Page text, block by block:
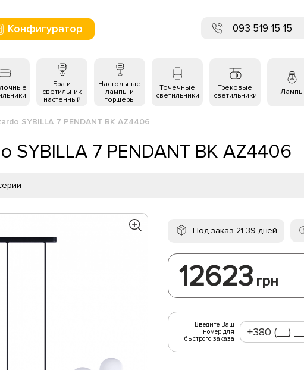
Конфигуратор 093 519 15 15
Бра и
светильник
настенный
Настольные
лампы и
торшеры
Точечные
светильники
Трековые
светильники
Лампы
SYBILLA 7 PENDANT BK AZ4406
SYBILLA 7 PENDANT BK AZ4406
Под заказ 21-39 дней
12623 грн
Введите Ваш
номер для
быстрого заказа